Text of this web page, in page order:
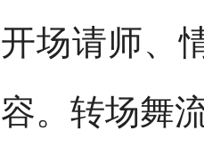
开场请师、
容。转场舞